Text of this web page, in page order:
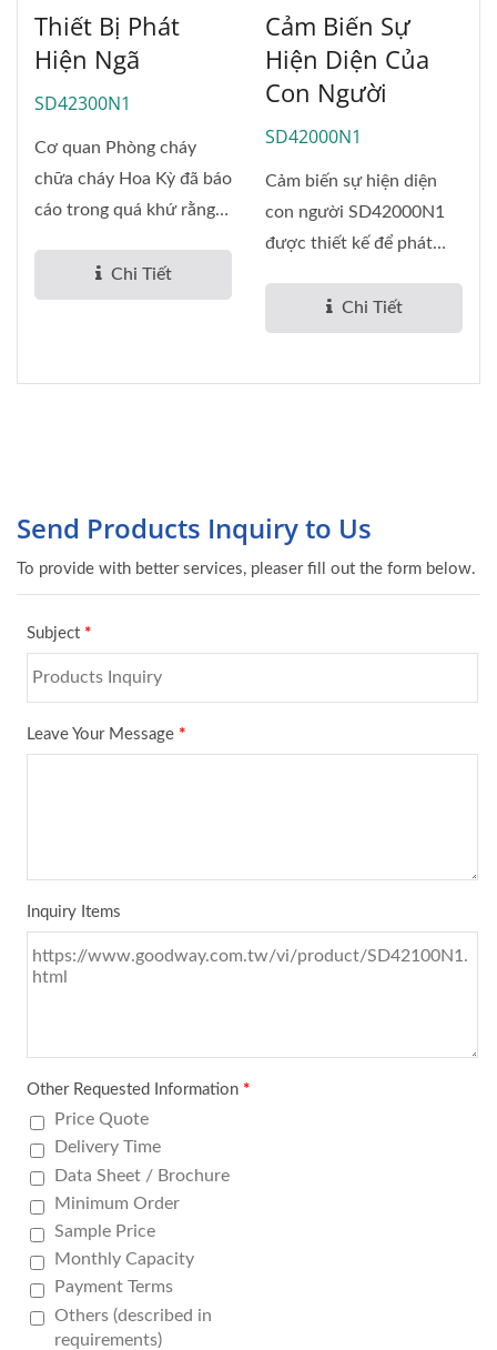
Thiết Bị Phát
Hiện Ngã
SD42300N1
Cơ quan Phòng cháy
chữa cháy Hoa Kỳ đã báo
cáo trong quá khứ rằng
Chi Tiết
Cảm Biến Sự
Hiện Diện Của
Con Người
SD42000N1
Cảm biến sự hiện diện
con người SD42000N1
được thiết kế để phát
Chi Tiết